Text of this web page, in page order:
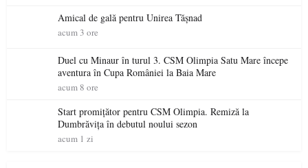
Amical de gală pentru Unirea Tășnad
acum 3 ore
Duel cu Minaur în turul 3. CSM Olimpia Satu Mare începe
aventura în Cupa României la Baia Mare
acum 8 ore
Start promițător pentru CSM Olimpia. Remiză la
Dumbrăvița în debutul noului sezon
acum 1 zi